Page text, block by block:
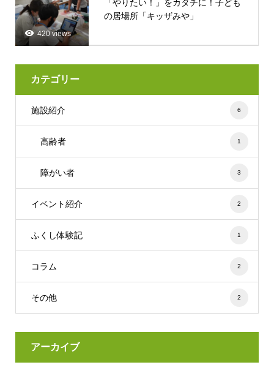
420 views
「やりたい！」をカタチに！子ども
の居場所「キッザみや」
カテゴリー
施設紹介 6
高齢者 1
障がい者 3
イベント紹介 2
ふくし体験記 1
コラム 2
その他 2
アーカイブ